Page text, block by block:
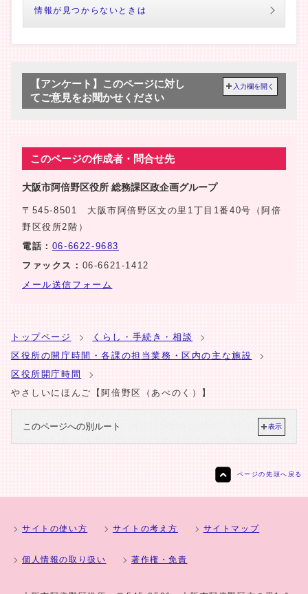
情報が見つからないときは
【アンケート】このページに対し
てご意見をお聞かせください
入力欄を開く
このページの作成者・問合せ先
大阪市阿倍野区役所 総務課区政企画グループ
〒545-8501 大阪市阿倍野区文の里1丁目1番40号（阿倍
野区役所2階）
電話： 06-6622-9683
ファックス： 06-6621-1412
メール送信フォーム
トップページ
くらし・手続き・相談
区役所の開庁時間・各課の担当業務・区内の主な施設
区役所開庁時間
やさしいにほんご【阿倍野区（あべのく）】
このページへの別ルート 表示
ページの先頭へ戻る
サイトの使い方 サイトの考え方 サイトマップ
個人情報の取り扱い 著作権・免責